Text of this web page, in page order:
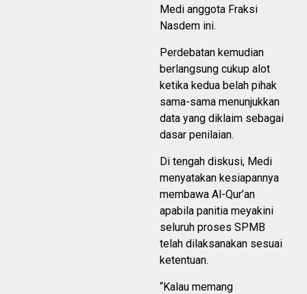
Medi anggota Fraksi
Nasdem ini.
Perdebatan kemudian
berlangsung cukup alot
ketika kedua belah pihak
sama-sama menunjukkan
data yang diklaim sebagai
dasar penilaian.
Di tengah diskusi, Medi
menyatakan kesiapannya
membawa Al-Qur’an
apabila panitia meyakini
seluruh proses SPMB
telah dilaksanakan sesuai
ketentuan.
“Kalau memang